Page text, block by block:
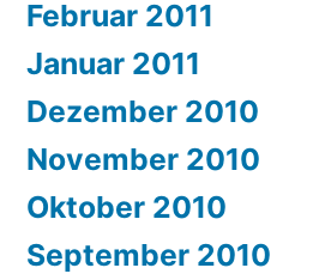
Februar 2011
Januar 2011
Dezember 2010
November 2010
Oktober 2010
September 2010